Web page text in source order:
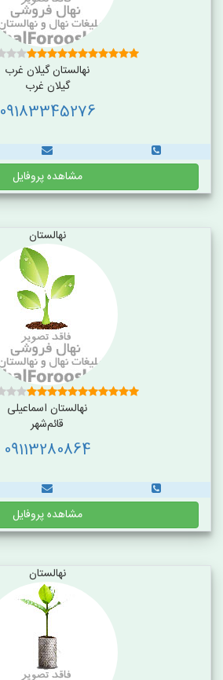
نهالستان گیلان غرب
گیلان غرب
09183345276
مشاهده پروفایل
نهالستان
نهالستان اسماعیلی
قائم‌شهر
09113280864
مشاهده پروفایل
نهالستان